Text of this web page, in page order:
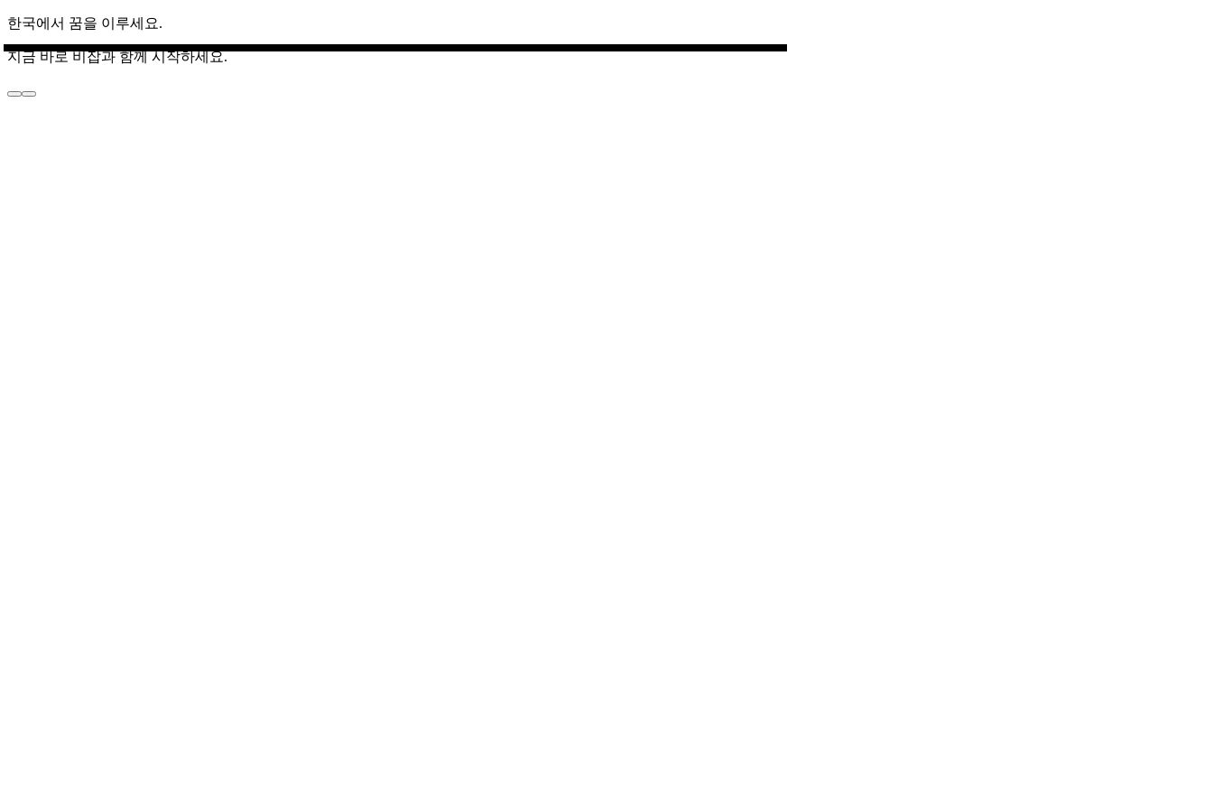
한국에서 꿈을 이루세요.
지금 바로 비잡과 함께 시작하세요.